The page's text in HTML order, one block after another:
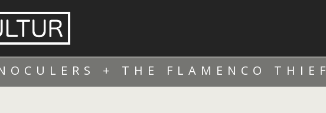
+ THE FLAMENCO THIEF